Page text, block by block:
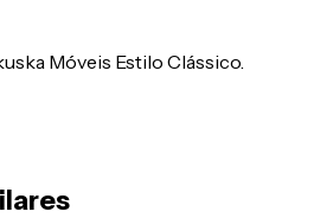
Móveis Estilo Clássico.